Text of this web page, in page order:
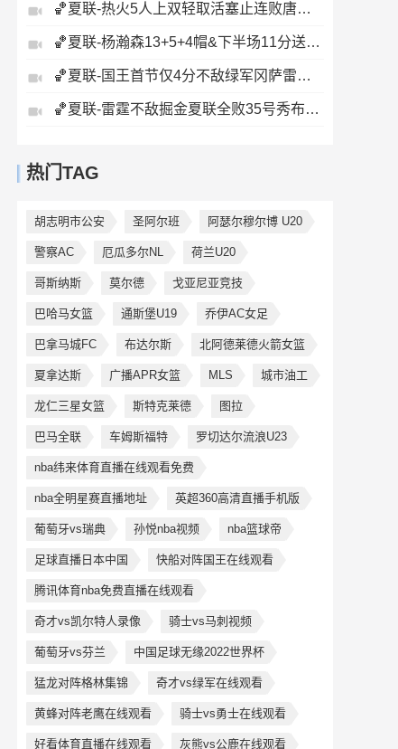
🏀夏联-热火5人上双轻取活塞止连败唐纳森20+8+10奥科里27分
🏀夏联-杨瀚森13+5+4帽&下半场11分送惊艳妙传开拓者力克掘金
🏀夏联-国王首节仅4分不敌绿军冈萨雷斯24+10+5塞纳克10+12
🏀夏联-雷霆不敌掘金夏联全败35号秀布拉齐尔32+6马拉14+7+6
热门TAG
胡志明市公安 圣阿尔班 阿瑟尔穆尔博 U20
警察AC 厄瓜多尔NL 荷兰U20
哥斯纳斯 莫尔德 戈亚尼亚竞技
巴哈马女篮 通斯堡U19 乔伊AC女足
巴拿马城FC 布达尔斯 北阿德莱德火箭女篮
夏拿达斯 广播APR女篮 MLS 城市油工
龙仁三星女篮 斯特克莱德 图拉
巴马全联 车姆斯福特 罗切达尔流浪U23
nba纬来体育直播在线观看免费
nba全明星赛直播地址 英超360高清直播手机版
葡萄牙vs瑞典 孙悦nba视频 nba篮球帝
足球直播日本中国 快船对阵国王在线观看
腾讯体育nba免费直播在线观看
奇才vs凯尔特人录像 骑士vs马刺视频
葡萄牙vs芬兰 中国足球无缘2022世界杯
猛龙对阵格林集锦 奇才vs绿军在线观看
黄蜂对阵老鹰在线观看 骑士vs勇士在线观看
好看体育直播在线观看 灰熊vs公鹿在线观看